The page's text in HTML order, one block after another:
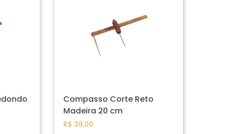
Compasso Corte Reto
Madeira 20 cm
R$ 39,00